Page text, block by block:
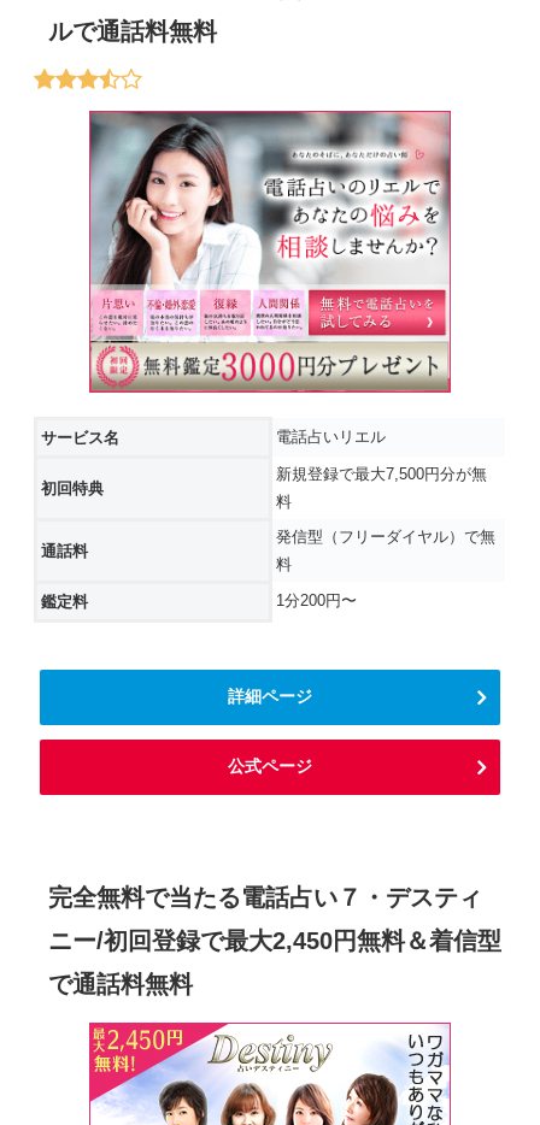
ルで通話料無料
サービス名 電話占いリエル
初回特典
新規登録で最大7,500円分が無
料
通話料
発信型（フリーダイヤル）で無
料
鑑定料 1分200円〜
詳細ページ
公式ページ
完全無料で当たる電話占い７・デスティ
ニー/初回登録で最大2,450円無料＆着信型
で通話料無料